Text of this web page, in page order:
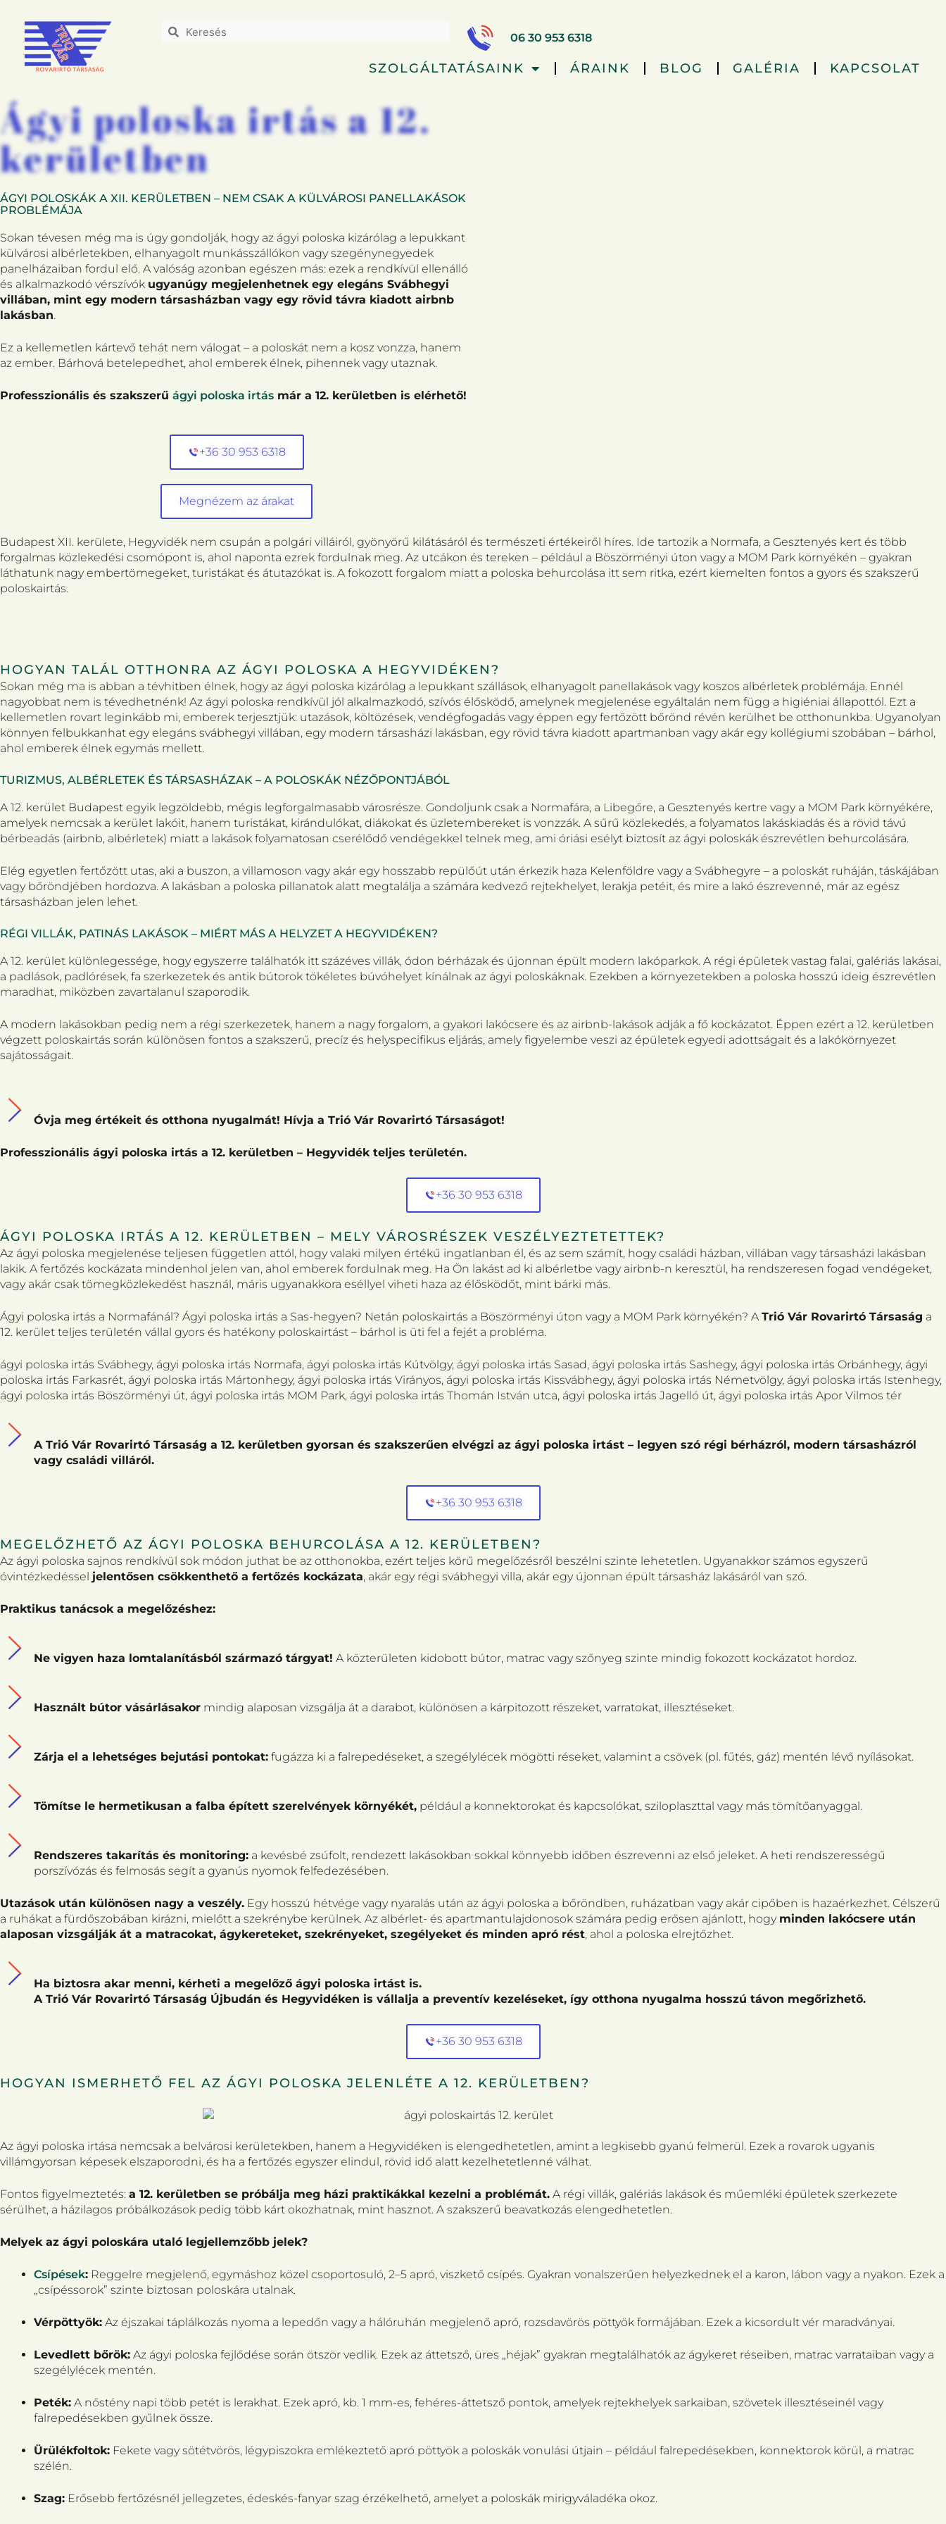
06 30 953 6318
SZOLGÁLTATÁSAINK ÁRAINK BLOG GALÉRIA KAPCSOLAT
Ágyi poloska irtás a 12.
kerületben
ÁGYI POLOSKÁK A XII. KERÜLETBEN – NEM CSAK A KÜLVÁROSI PANELLAKÁSOK
PROBLÉMÁJA
Sokan tévesen még ma is úgy gondolják, hogy az ágyi poloska kizárólag a lepukkant
külvárosi albérletekben, elhanyagolt munkásszállókon vagy szegénynegyedek
panelházaiban fordul elő. A valóság azonban egészen más: ezek a rendkívül ellenálló
és alkalmazkodó vérszívók ugyanúgy megjelenhetnek egy elegáns Svábhegyi
villában, mint egy modern társasházban vagy egy rövid távra kiadott airbnb
lakásban.
Ez a kellemetlen kártevő tehát nem válogat – a poloskát nem a kosz vonzza, hanem
az ember. Bárhová betelepedhet, ahol emberek élnek, pihennek vagy utaznak.
Professzionális és szakszerű ágyi poloska irtás már a 12. kerületben is elérhető!
+36 30 953 6318
Megnézem az árakat
Budapest XII. kerülete, Hegyvidék nem csupán a polgári villáiról, gyönyörű kilátásáról és természeti értékeiről híres. Ide tartozik a Normafa, a Gesztenyés kert és több
forgalmas közlekedési csomópont is, ahol naponta ezrek fordulnak meg. Az utcákon és tereken – például a Böszörményi úton vagy a MOM Park környékén – gyakran
láthatunk nagy embertömegeket, turistákat és átutazókat is. A fokozott forgalom miatt a poloska behurcolása itt sem ritka, ezért kiemelten fontos a gyors és szakszerű
poloskairtás.
HOGYAN TALÁL OTTHONRA AZ ÁGYI POLOSKA A HEGYVIDÉKEN?
Sokan még ma is abban a tévhitben élnek, hogy az ágyi poloska kizárólag a lepukkant szállások, elhanyagolt panellakások vagy koszos albérletek problémája. Ennél
nagyobbat nem is tévedhetnénk! Az ágyi poloska rendkívül jól alkalmazkodó, szívós élősködő, amelynek megjelenése egyáltalán nem függ a higiéniai állapottól. Ezt a
kellemetlen rovart leginkább mi, emberek terjesztjük: utazások, költözések, vendégfogadás vagy éppen egy fertőzött bőrönd révén kerülhet be otthonunkba. Ugyanolyan
könnyen felbukkanhat egy elegáns svábhegyi villában, egy modern társasházi lakásban, egy rövid távra kiadott apartmanban vagy akár egy kollégiumi szobában – bárhol,
ahol emberek élnek egymás mellett.
TURIZMUS, ALBÉRLETEK ÉS TÁRSASHÁZAK – A POLOSKÁK NÉZŐPONTJÁBÓL
A 12. kerület Budapest egyik legzöldebb, mégis legforgalmasabb városrésze. Gondoljunk csak a Normafára, a Libegőre, a Gesztenyés kertre vagy a MOM Park környékére,
amelyek nemcsak a kerület lakóit, hanem turistákat, kirándulókat, diákokat és üzletembereket is vonzzák. A sűrű közlekedés, a folyamatos lakáskiadás és a rövid távú
bérbeadás (airbnb, albérletek) miatt a lakások folyamatosan cserélődő vendégekkel telnek meg, ami óriási esélyt biztosít az ágyi poloskák észrevétlen behurcolására.
Elég egyetlen fertőzött utas, aki a buszon, a villamoson vagy akár egy hosszabb repülőút után érkezik haza Kelenföldre vagy a Svábhegyre – a poloskát ruháján, táskájában
vagy bőröndjében hordozva. A lakásban a poloska pillanatok alatt megtalálja a számára kedvező rejtekhelyet, lerakja petéit, és mire a lakó észrevenné, már az egész
társasházban jelen lehet.
RÉGI VILLÁK, PATINÁS LAKÁSOK – MIÉRT MÁS A HELYZET A HEGYVIDÉKEN?
A 12. kerület különlegessége, hogy egyszerre találhatók itt százéves villák, ódon bérházak és újonnan épült modern lakóparkok. A régi épületek vastag falai, galériás lakásai,
a padlások, padlórések, fa szerkezetek és antik bútorok tökéletes búvóhelyet kínálnak az ágyi poloskáknak. Ezekben a környezetekben a poloska hosszú ideig észrevétlen
maradhat, miközben zavartalanul szaporodik.
A modern lakásokban pedig nem a régi szerkezetek, hanem a nagy forgalom, a gyakori lakócsere és az airbnb-lakások adják a fő kockázatot. Éppen ezért a 12. kerületben
végzett poloskairtás során különösen fontos a szakszerű, precíz és helyspecifikus eljárás, amely figyelembe veszi az épületek egyedi adottságait és a lakókörnyezet
sajátosságait.
Óvja meg értékeit és otthona nyugalmát! Hívja a Trió Vár Rovarirtó Társaságot!
Professzionális ágyi poloska irtás a 12. kerületben – Hegyvidék teljes területén.
+36 30 953 6318
ÁGYI POLOSKA IRTÁS A 12. KERÜLETBEN – MELY VÁROSRÉSZEK VESZÉLYEZTETETTEK?
Az ágyi poloska megjelenése teljesen független attól, hogy valaki milyen értékű ingatlanban él, és az sem számít, hogy családi házban, villában vagy társasházi lakásban
lakik. A fertőzés kockázata mindenhol jelen van, ahol emberek fordulnak meg. Ha Ön lakást ad ki albérletbe vagy airbnb-n keresztül, ha rendszeresen fogad vendégeket,
vagy akár csak tömegközlekedést használ, máris ugyanakkora eséllyel viheti haza az élősködőt, mint bárki más.
Ágyi poloska irtás a Normafánál? Ágyi poloska irtás a Sas-hegyen? Netán poloskairtás a Böszörményi úton vagy a MOM Park környékén? A Trió Vár Rovarirtó Társaság a
12. kerület teljes területén vállal gyors és hatékony poloskairtást – bárhol is üti fel a fejét a probléma.
ágyi poloska irtás Svábhegy, ágyi poloska irtás Normafa, ágyi poloska irtás Kútvölgy, ágyi poloska irtás Sasad, ágyi poloska irtás Sashegy, ágyi poloska irtás Orbánhegy, ágyi
poloska irtás Farkasrét, ágyi poloska irtás Mártonhegy, ágyi poloska irtás Virányos, ágyi poloska irtás Kissvábhegy, ágyi poloska irtás Németvölgy, ágyi poloska irtás Istenhegy,
ágyi poloska irtás Böszörményi út, ágyi poloska irtás MOM Park, ágyi poloska irtás Thomán István utca, ágyi poloska irtás Jagelló út, ágyi poloska irtás Apor Vilmos tér
A Trió Vár Rovarirtó Társaság a 12. kerületben gyorsan és szakszerűen elvégzi az ágyi poloska irtást – legyen szó régi bérházról, modern társasházról
vagy családi villáról.
+36 30 953 6318
MEGELŐZHETŐ AZ ÁGYI POLOSKA BEHURCOLÁSA A 12. KERÜLETBEN?
Az ágyi poloska sajnos rendkívül sok módon juthat be az otthonokba, ezért teljes körű megelőzésről beszélni szinte lehetetlen. Ugyanakkor számos egyszerű
óvintézkedéssel jelentősen csökkenthető a fertőzés kockázata, akár egy régi svábhegyi villa, akár egy újonnan épült társasház lakásáról van szó.
Praktikus tanácsok a megelőzéshez:
Ne vigyen haza lomtalanításból származó tárgyat! A közterületen kidobott bútor, matrac vagy szőnyeg szinte mindig fokozott kockázatot hordoz.
Használt bútor vásárlásakor mindig alaposan vizsgálja át a darabot, különösen a kárpitozott részeket, varratokat, illesztéseket.
Zárja el a lehetséges bejutási pontokat: fugázza ki a falrepedéseket, a szegélylécek mögötti réseket, valamint a csövek (pl. fűtés, gáz) mentén lévő nyílásokat.
Tömítse le hermetikusan a falba épített szerelvények környékét, például a konnektorokat és kapcsolókat, sziloplaszttal vagy más tömítőanyaggal.
Rendszeres takarítás és monitoring: a kevésbé zsúfolt, rendezett lakásokban sokkal könnyebb időben észrevenni az első jeleket. A heti rendszerességű
porszívózás és felmosás segít a gyanús nyomok felfedezésében.
Utazások után különösen nagy a veszély. Egy hosszú hétvége vagy nyaralás után az ágyi poloska a bőröndben, ruházatban vagy akár cipőben is hazaérkezhet. Célszerű
a ruhákat a fürdőszobában kirázni, mielőtt a szekrénybe kerülnek. Az albérlet- és apartmantulajdonosok számára pedig erősen ajánlott, hogy minden lakócsere után
alaposan vizsgálják át a matracokat, ágykereteket, szekrényeket, szegélyeket és minden apró rést, ahol a poloska elrejtőzhet.
Ha biztosra akar menni, kérheti a megelőző ágyi poloska irtást is.
A Trió Vár Rovarirtó Társaság Újbudán és Hegyvidéken is vállalja a preventív kezeléseket, így otthona nyugalma hosszú távon megőrizhető.
+36 30 953 6318
HOGYAN ISMERHETŐ FEL AZ ÁGYI POLOSKA JELENLÉTE A 12. KERÜLETBEN?
Az ágyi poloska irtása nemcsak a belvárosi kerületekben, hanem a Hegyvidéken is elengedhetetlen, amint a legkisebb gyanú felmerül. Ezek a rovarok ugyanis
villámgyorsan képesek elszaporodni, és ha a fertőzés egyszer elindul, rövid idő alatt kezelhetetlenné válhat.
Fontos figyelmeztetés: a 12. kerületben se próbálja meg házi praktikákkal kezelni a problémát. A régi villák, galériás lakások és műemléki épületek szerkezete
sérülhet, a házilagos próbálkozások pedig több kárt okozhatnak, mint hasznot. A szakszerű beavatkozás elengedhetetlen.
Melyek az ágyi poloskára utaló legjellemzőbb jelek?
Csípések: Reggelre megjelenő, egymáshoz közel csoportosuló, 2–5 apró, viszkető csípés. Gyakran vonalszerűen helyezkednek el a karon, lábon vagy a nyakon. Ezek a
„csípéssorok” szinte biztosan poloskára utalnak.
Vérpöttyök: Az éjszakai táplálkozás nyoma a lepedőn vagy a hálóruhán megjelenő apró, rozsdavörös pöttyök formájában. Ezek a kicsordult vér maradványai.
Levedlett bőrök: Az ágyi poloska fejlődése során ötször vedlik. Ezek az áttetsző, üres „héjak” gyakran megtalálhatók az ágykeret réseiben, matrac varrataiban vagy a
szegélylécek mentén.
Peték: A nőstény napi több petét is lerakhat. Ezek apró, kb. 1 mm-es, fehéres-áttetsző pontok, amelyek rejtekhelyek sarkaiban, szövetek illesztéseinél vagy
falrepedésekben gyűlnek össze.
Ürülékfoltok: Fekete vagy sötétvörös, légypiszokra emlékeztető apró pöttyök a poloskák vonulási útjain – például falrepedésekben, konnektorok körül, a matrac
szélén.
Szag: Erősebb fertőzésnél jellegzetes, édeskés-fanyar szag érzékelhető, amelyet a poloskák mirigyváladéka okoz.